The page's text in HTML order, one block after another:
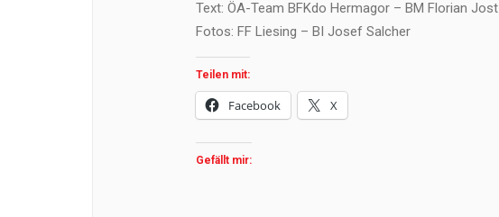
Text: ÖA-Team BFKdo Hermagor – BM Florian Jost
Fotos: FF Liesing – BI Josef Salcher
Teilen mit:
Facebook X
Gefällt mir: